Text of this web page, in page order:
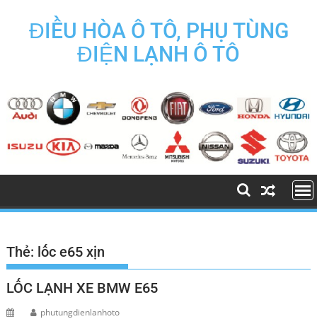
contentĐIỀU HÒA Ô TÔ, PHỤ TÙNG
ĐIỆN LẠNH Ô TÔ
Thẻ: lốc e65 xịn
LỐC LẠNH XE BMW E65
phutungdienlanhoto